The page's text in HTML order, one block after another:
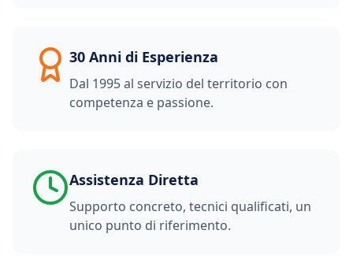
30 Anni di Esperienza
Dal 1995 al servizio del territorio con
competenza e passione.
Assistenza Diretta
Supporto concreto, tecnici qualificati, un
unico punto di riferimento.